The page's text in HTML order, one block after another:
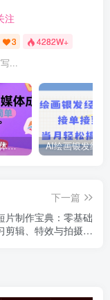
注
3 4282W+
...
21天小红书自媒体成长变现营，高效 简单 AIGC SEO SOP
下一篇
片制作宝典：零基础
剪辑、特效与拍摄技